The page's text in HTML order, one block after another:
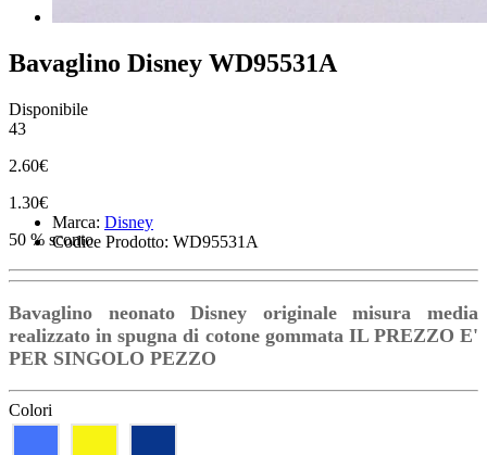
Bavaglino Disney WD95531A
Disponibile
43
2.60€
1.30€
50 % sconto
Marca: Disney
Codice Prodotto: WD95531A
Bavaglino neonato Disney originale misura media
realizzato in spugna di cotone gommata IL PREZZO E'
PER SINGOLO PEZZO
Colori